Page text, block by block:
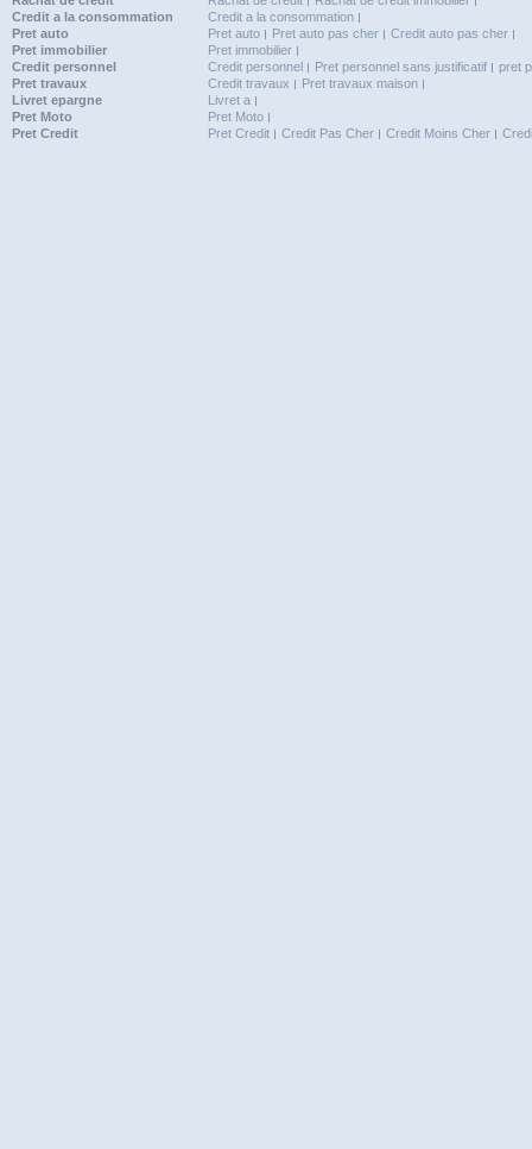
Credit a la consommation
Credit a la consommation
Pret auto
Pret auto Pret auto pas cher
Credit auto pas cher
Pret immobilier
Pret immobilier
Credit personnel
Credit personnel Pret personnel sans justificatif
pret
Pret travaux
Credit travaux
Pret travaux maison
Livret epargne
Livret a
Pret Moto
Pret Moto
Pret Credit
Pret Credit Credit Pas Cher Credit Moins Cher